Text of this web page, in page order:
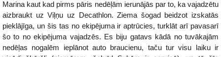
Marina kaut kad pirms pāris nedēļām ierunājās par to, ka vajadzētu
aizbraukt uz Viļņu uz Decathlon. Ziema šogad beidzot izskatās
pieklājīga, un šis tas no ekipējuma ir aptrūcies, turklāt arī pavasarī
šo to no ekipējuma vajadzēs. Es biju gatavs kādā no tuvākajām
nedēļas nogalēm ieplānot auto braucienu, taču tur visu laiku ir